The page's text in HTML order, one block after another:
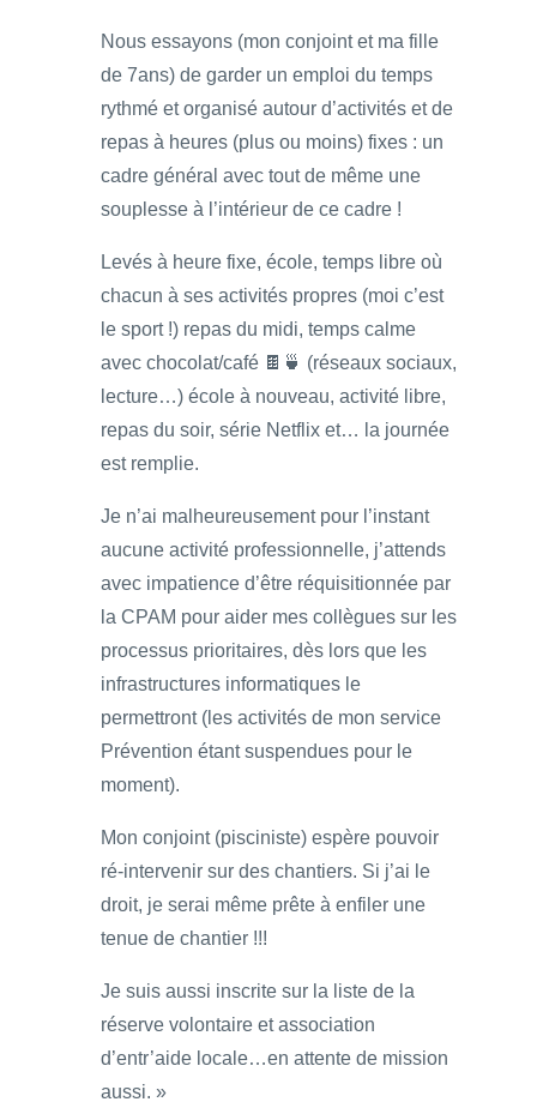
Nous essayons (mon conjoint et ma fille
de 7ans) de garder un emploi du temps
rythmé et organisé autour d’activités et de
repas à heures (plus ou moins) fixes : un
cadre général avec tout de même une
souplesse à l’intérieur de ce cadre !
Levés à heure fixe, école, temps libre où
chacun à ses activités propres (moi c’est
le sport !) repas du midi, temps calme
avec chocolat/café 🍫🍵 (réseaux sociaux,
lecture…) école à nouveau, activité libre,
repas du soir, série Netflix et… la journée
est remplie.
Je n’ai malheureusement pour l’instant
aucune activité professionnelle, j’attends
avec impatience d’être réquisitionnée par
la CPAM pour aider mes collègues sur les
processus prioritaires, dès lors que les
infrastructures informatiques le
permettront (les activités de mon service
Prévention étant suspendues pour le
moment).
Mon conjoint (pisciniste) espère pouvoir
ré-intervenir sur des chantiers. Si j’ai le
droit, je serai même prête à enfiler une
tenue de chantier !!!
Je suis aussi inscrite sur la liste de la
réserve volontaire et association
d’entr’aide locale…en attente de mission
aussi. »